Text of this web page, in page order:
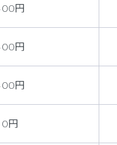
円
円
円
0円